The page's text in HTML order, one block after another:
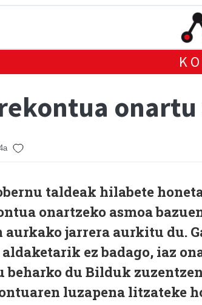
taldeak hilabete
onartzeko asmoa
aurkako jarrera aurkitu du.
ez badago, iaz
beharko du Bilduk
luzapena litzateke